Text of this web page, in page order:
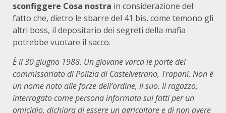
sconfiggere Cosa nostra in considerazione del
fatto che, dietro le sbarre del 41 bis, come temono gli
altri boss, il depositario dei segreti della mafia
potrebbe vuotare il sacco.
È il 30 giugno 1988. Un giovane varca le porte del
commissariato di Polizia di Castelvetrano, Trapani. Non è
un nome noto alle forze dell’ordine, il suo. Il ragazzo,
interrogato come persona informata sui fatti per un
omicidio, dichiara di essere un agricoltore e di non avere